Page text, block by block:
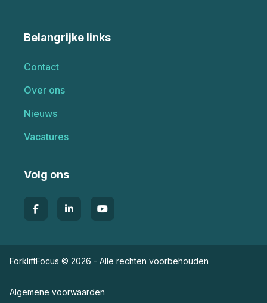
Belangrijke links
Contact
Over ons
Nieuws
Vacatures
Volg ons
ForkliftFocus © 2026 - Alle rechten voorbehouden
Algemene voorwaarden